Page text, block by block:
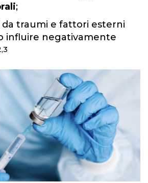
;
traumi e fattori esterni
influire negativamente